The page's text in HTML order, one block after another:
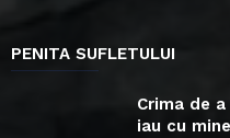
PENITA SUFLETULUI
Crima de
iau cu